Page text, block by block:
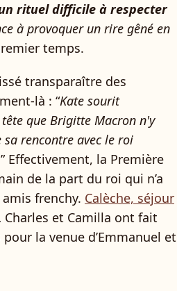
un rituel difficile à respecter
à provoquer un rire gêné en
temps.
transparaître des
là : “Kate sourit
que Brigitte Macron n'y
rencontre avec le roi
” Effectivement, la Première
de la part du roi qui n’a
frenchy. Calèche, séjour
et Camilla ont fait
la venue d’Emmanuel et